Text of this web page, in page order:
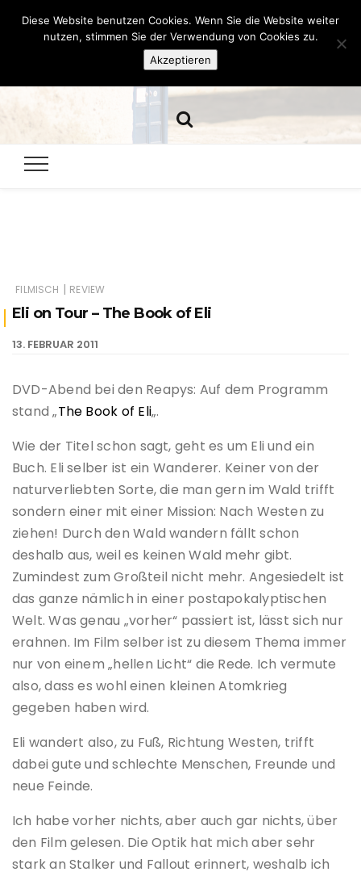
Hazamelistan
FILMISCH | REVIEW
Eli on Tour – The Book of Eli
13. FEBRUAR 2011
DVD-Abend bei den Reapys: Auf dem Programm
stand „The Book of Eli„.
Wie der Titel schon sagt, geht es um Eli und ein
Buch. Eli selber ist ein Wanderer. Keiner von der
naturverliebten Sorte, die man gern im Wald trifft
sondern einer mit einer Mission: Nach Westen zu
ziehen! Durch den Wald wandern fällt schon
deshalb aus, weil es keinen Wald mehr gibt.
Zumindest zum Großteil nicht mehr. Angesiedelt ist
das ganze nämlich in einer postapokalyptischen
Welt. Was genau „vorher“ passiert ist, lässt sich nur
erahnen. Im Film selber ist zu diesem Thema immer
nur von einem „hellen Licht“ die Rede. Ich vermute
also, dass es wohl einen kleinen Atomkrieg
gegeben haben wird.
Eli wandert also, zu Fuß, Richtung Westen, trifft
dabei gute und schlechte Menschen, Freunde und
neue Feinde.
Ich habe vorher nichts, aber auch gar nichts, über
den Film gelesen. Die Optik hat mich aber sehr
stark an Stalker und Fallout erinnert, weshalb ich
Diese Website benutzen Cookies. Wenn Sie die Website weiter
nutzen, stimmen Sie der Verwendung von Cookies zu.
Akzeptieren